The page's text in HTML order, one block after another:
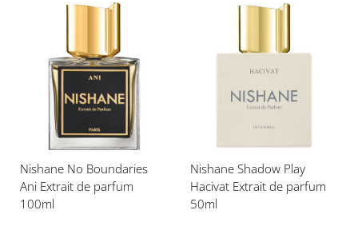
toe
aan
verlanglijst
Nishane No Boundaries
Ani Extrait de parfum
100ml
toe
verlanglijst
Nishane Shadow Play
Hacivat Extrait de parfum
50ml